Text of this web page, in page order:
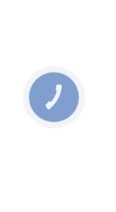
КНОПКА
СВЯЗИ